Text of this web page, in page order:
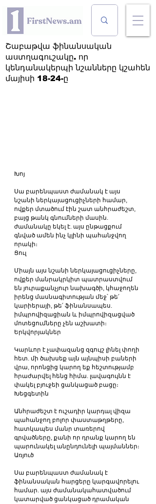
Շաբաթվա ֆինանսական
աստղագուշակը. որ
կենդանակերպի նշանները կշահեն
մայիսի 18-24-ը
Խոյ
Սա բարենպաստ ժամանակ է այս
նշանի ներկայացուցիչների համար,
ովքեր մտածում էին շատ անհրաժեշտ,
բայց թանկ գնումների մասին.
ժամանակը եկել է. այս ընթացքում
գնված ամեն ինչ կլինի պահանջվող
որակի։
Ցուլ
Միայն այս նշանի ներկայացուցիչները,
ովքեր մանրակրկիտ պատրաստվում
են յուրաքանչյուր նախագծի, կհաջողեն
իրենց մասնագիտության մեջ՝ թե՛
կարիերայի, թե՛ ֆինանսապես.
իմպրովիզացիան և իմպրովիզացված
մոտեցումները չեն աշխատի։
Երկվորյակներ
Կարևոր է չափազանց զգույշ լինել փողի
հետ. մի ծախսեք այն այնպիսի բաների
վրա, որոնցից կարող եք հեշտությամբ
հրաժարվել հենց հիմա. լավագույնն է
փակել բյուջեի ցանկացած բացը։
Խեցգետին
Անհրաժեշտ է ուշադիր կարդալ վիզա
պահանջող բոլոր փաստաթղթերը,
հատկապես մանր տառերով
գրվածները, քանի որ դրանք կարող են
պարունակել անընդունելի պայմաններ։
Առյուծ
Սա բարենպաստ ժամանակ է
ֆինանսական հարցերը կարգավորելու
համար. այս ժամանակահատվածում
կատարված ցանկացած դրամական